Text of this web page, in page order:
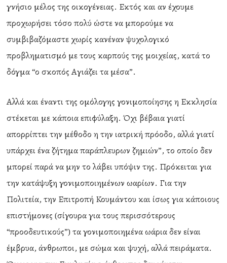
γνήσιο μέλος της οικογένειας. Εκτός και αν έχουμε
προχωρήσει τόσο πολύ ώστε να μπορούμε να
συμβιβαζόμαστε χωρίς κανέναν ψυχολογικό
προβληματισμό με τους καρπούς της μοιχείας, κατά το
δόγμα “ο σκοπός Αγιάζει τα μέσα”.
Αλλά και έναντι της ομόλογης γονιμοποίησης η Εκκλησία
στέκεται με κάποια επιφύλαξη. Όχι βέβαια γιατί
απορρίπτει την μέθοδο η την ιατρική πρόοδο, αλλά γιατί
υπάρχει ένα ζήτημα παράπλευρων ζημιών”, το οποίο δεν
μπορεί παρά να μην το λάβει υπόψιν της. Πρόκειται για
την κατάψυξη γονιμοποιημένων ωαρίων. Για την
Πολιτεία, την Επιτροπή Κουμάντου και ίσως για κάποιους
επιστήμονες (σίγουρα για τους περισσότερους
“προοδευτικούς”) τα γονιμοποιημένα ωάρια δεν είναι
έμβρυα, άνθρωποι, με σώμα και ψυχή, αλλά πειράματα.